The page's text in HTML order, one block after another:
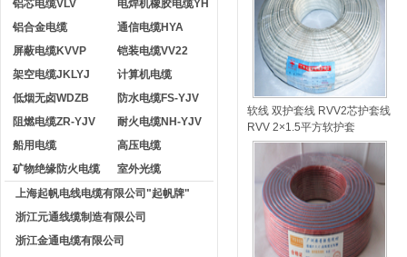
铝芯电缆VLV
电焊机橡胶电缆YH
铝合金电缆
通信电缆HYA
屏蔽电缆KVVP
铠装电缆VV22
架空电缆JKLYJ
计算机电缆
低烟无卤WDZB
防水电缆FS-YJV
阻燃电缆ZR-YJV
耐火电缆NH-YJV
船用电缆
高压电缆
矿物绝缘防火电缆
室外光缆
上海起帆电线电缆有限公司"起帆牌"
浙江元通线缆制造有限公司
浙江金通电缆有限公司
软线 双护套线 RVV2芯护套线
RVV 2×1.5平方软护套